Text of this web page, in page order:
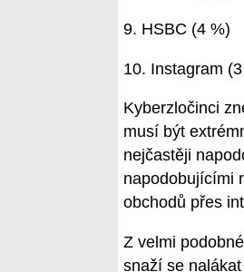
9. HSBC (4 %)
10. Instagram
Kyberzločinci
musí být
nejčastěji
napodobujícími
obchodů přes
Z velmi
snaží se